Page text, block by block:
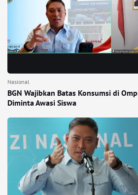
Nasional
BGN Wajibkan Batas Konsumsi di
Diminta Awasi Siswa